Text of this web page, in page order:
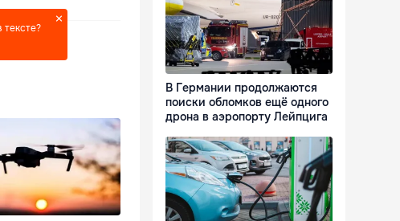
В Германии продолжаются
поиски обломков ещё одного
дрона в аэропорту Лейпцига